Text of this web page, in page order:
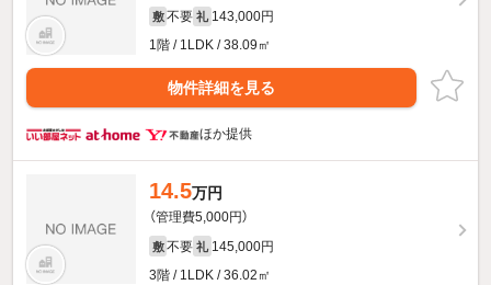
敷 不要 礼 143,000円
1階 / 1LDK / 38.09㎡
物件詳細を見る
ほか提供
14.5万円
（管理費5,000円）
敷 不要 礼 145,000円
3階 / 1LDK / 36.02㎡